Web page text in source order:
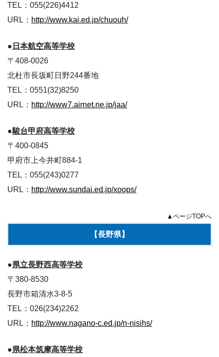
TEL：055(226)4412
URL： http://www.kai.ed.jp/chuouh/
● 日本航空高等学校
〒408-0026
北杜市長坂町日野244番地
TEL：0551(32)8250
URL： http://www7.airnet.ne.jp/jaa/
●駿台甲府高等学校
〒400-0845
甲府市上今井町884-1
TEL：055(243)0277
URL： http://www.sundai.ed.jp/xoops/
▲ページTOPへ
【長野県】
●県立長野西高等学校
〒380-8530
長野市箱清水3-8-5
TEL：026(234)2262
URL： http://www.nagano-c.ed.jp/n-nisihs/
●県松本筑摩高等学校